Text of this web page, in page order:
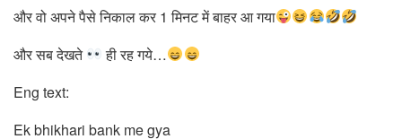
और वो अपने पैसे निकाल कर 1 मिनट में बाहर आ गया
और सब देखते
ही रह गये…
Eng text:
Ek bhikhari bank me gya